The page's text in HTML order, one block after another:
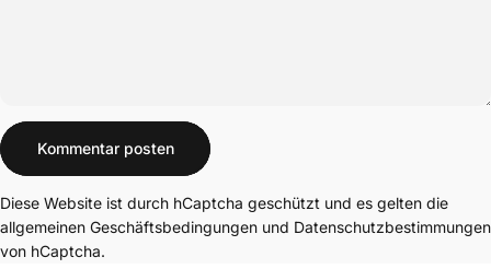
Nachricht
Kommentar posten
Diese Website ist durch hCaptcha geschützt und es gelten die
allgemeinen Geschäftsbedingungen und Datenschutzbestimmungen
von hCaptcha.